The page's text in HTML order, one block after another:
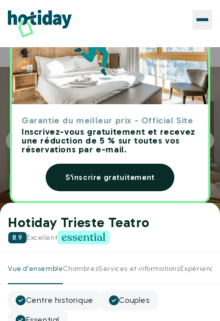
Garantie du meilleur prix - Official Site
Inscrivez-vous gratuitement et recevez
une réduction de 5 % sur toutes vos
réservations par e-mail.
S'inscrire gratuitement
Home Hôtels Hotiday Trieste Teatro
Hotiday Trieste Teatro
8.9 Excellent
Vue d'ensembleChambresServices et informations
Centre historique Couples